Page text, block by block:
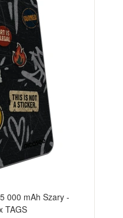
000 mAh Szary -
TAGS